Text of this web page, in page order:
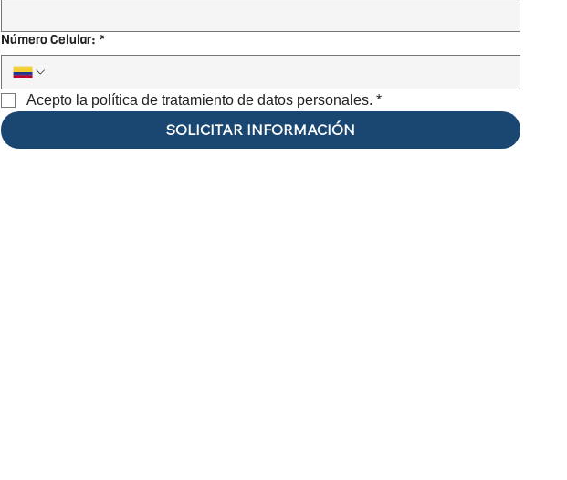
Número Celular: *
Acepto la política de tratamiento de datos personales. *
SOLICITAR INFORMACIÓN